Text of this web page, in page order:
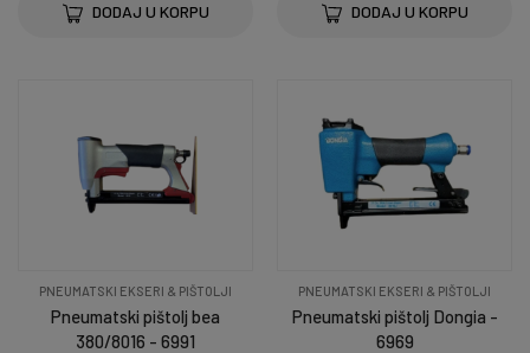
DODAJ U KORPU DODAJ U KORPU
PNEUMATSKI EKSERI & PIŠTOLJI
Pneumatski pištolj bea
380/8016 - 6991
PNEUMATSKI EKSERI & PIŠTOLJI
Pneumatski pištolj Dongia -
6969